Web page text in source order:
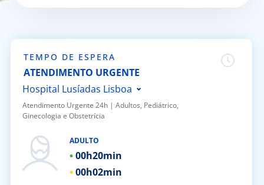
Sport
TEMPO DE ESPERA
ATENDIMENTO URGENTE
Hospital Lusíadas Lisboa
Hospital Lusíadas Porto
Hospital Lusíadas Braga
Hospital Lusíadas Amadora
Hospital Lusíadas Albufeira
Atendimento Urgente 24h | ​Adultos, Pediátrico,
Ginecologia e Obstetrícia
ADULTO
00h20min
00h02min